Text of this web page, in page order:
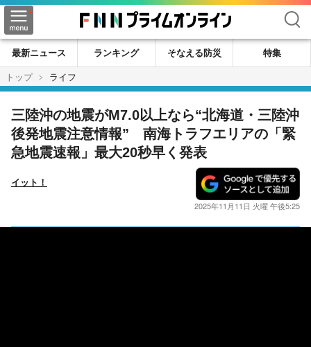
検索
最新ニュース ランキング そなえる防災
特集
トップ
ライフ
三陸沖の地震がM7.0以上なら“北海道・三陸沖
後発地震注意情報” 南海トラフエリアの「緊
急地震速報」最大20秒早く発表
イット！
2025年11月11日 火曜 午後5:25